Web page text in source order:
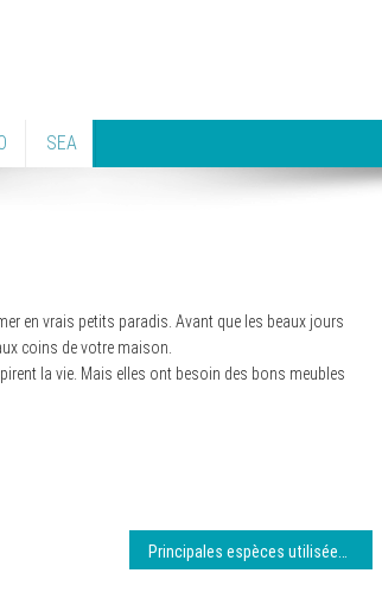
SEA
en vrais petits paradis. Avant que les beaux jours
coins de votre maison.
la vie. Mais elles ont besoin des bons meubles